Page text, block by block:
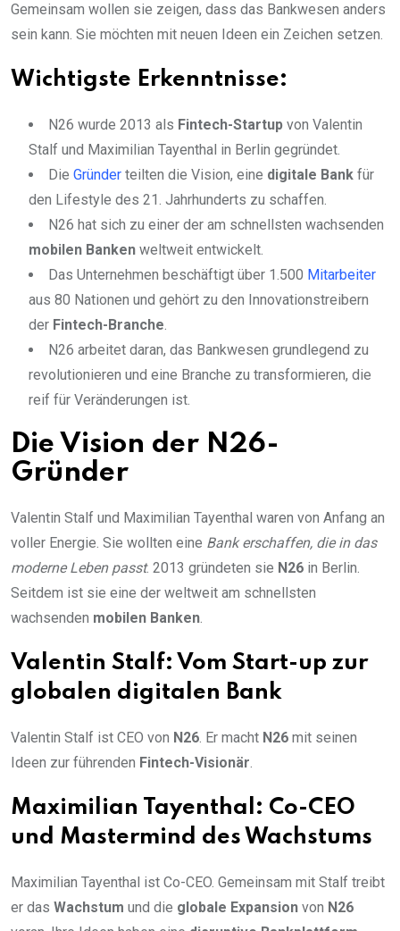
Gemeinsam wollen sie zeigen, dass das Bankwesen anders
sein kann. Sie möchten mit neuen Ideen ein Zeichen setzen.
Wichtigste Erkenntnisse:
N26 wurde 2013 als Fintech-Startup von Valentin
Stalf und Maximilian Tayenthal in Berlin gegründet.
Die Gründer teilten die Vision, eine digitale Bank für
den Lifestyle des 21. Jahrhunderts zu schaffen.
N26 hat sich zu einer der am schnellsten wachsenden
mobilen Banken weltweit entwickelt.
Das Unternehmen beschäftigt über 1.500 Mitarbeiter
aus 80 Nationen und gehört zu den Innovationstreibern
der Fintech-Branche.
N26 arbeitet daran, das Bankwesen grundlegend zu
revolutionieren und eine Branche zu transformieren, die
reif für Veränderungen ist.
Die Vision der N26-
Gründer
Valentin Stalf und Maximilian Tayenthal waren von Anfang an
voller Energie. Sie wollten eine Bank erschaffen, die in das
moderne Leben passt. 2013 gründeten sie N26 in Berlin.
Seitdem ist sie eine der weltweit am schnellsten
wachsenden mobilen Banken.
Valentin Stalf: Vom Start-up zur
globalen digitalen Bank
Valentin Stalf ist CEO von N26. Er macht N26 mit seinen
Ideen zur führenden Fintech-Visionär.
Maximilian Tayenthal: Co-CEO
und Mastermind des Wachstums
Maximilian Tayenthal ist Co-CEO. Gemeinsam mit Stalf treibt
er das Wachstum und die globale Expansion von N26